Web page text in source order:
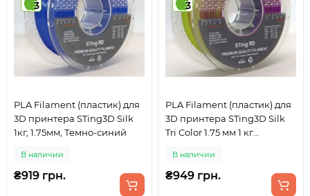
3
PLA Filament (пластик) для
3D принтера STing3D Silk
1кг, 1.75мм, Темно-синий
В наличии
₴919 грн.
3
PLA Filament (пластик) для
3D принтера STing3D Silk
Tri Color 1.75 мм 1 кг
Зеленый + Фиолетовый
В наличии
₴949 грн.